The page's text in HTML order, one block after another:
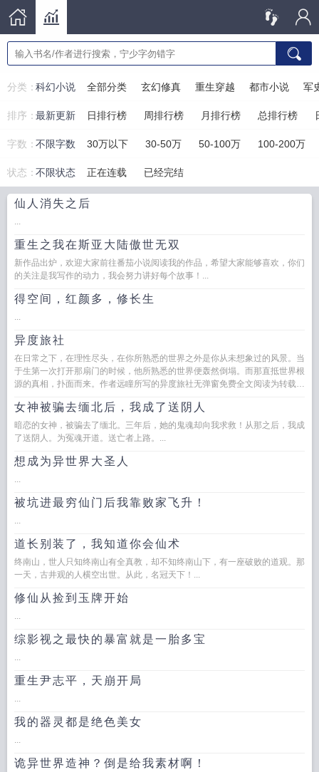
分类： 全部分类 玄幻修真 重生穿越 都市小说 军
科幻小说
排序： 日排行榜 周排行榜 月排行榜 总排行榜
最新更新
字数：不限字数 30万以下 30-50万 50-100万 100-200万
状态：不限状态 正在连载 已经完结
仙人消失之后
...
重生之我在斯亚大陆傲世无双
新作品出炉，欢迎大家前往番茄小说阅读我的作品，希望大家能够喜欢，你们
的关注是我写作的动力，我会努力讲好每个故事！...
得空间，红颜多，修长生
...
异度旅社
在日常之下，在理性尽头，在你所熟悉的世界之外是你从未想象过的风景。当
于生第一次打开那扇门的时候，他所熟悉的世界便轰然倒塌。而那直抵世界根
源的真相，扑面而来。作者远瞳所写的异度旅社无弹窗免费全文阅读为转载作
女神被骗去缅北后，我成了送阴人
暗恋的女神，被骗去了缅北。三年后，她的鬼魂却向我求救！从那之后，我成
了送阴人。为冤魂开道。送亡者上路。...
想成为异世界大圣人
...
被坑进最穷仙门后我靠败家飞升！
...
道长别装了，我知道你会仙术
终南山，世人只知终南山有全真教，却不知终南山下，有一座破败的道观。那
一天，古井观的人横空出世。从此，名冠天下！...
修仙从捡到玉牌开始
...
综影视之最快的暴富就是一胎多宝
...
重生尹志平，天崩开局
...
我的器灵都是绝色美女
...
诡异世界造神？倒是给我素材啊！